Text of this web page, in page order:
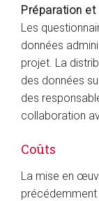
Préparation
Les
données
projet. La
des données
des
collaboration
Coûts
La mise en
précédemment